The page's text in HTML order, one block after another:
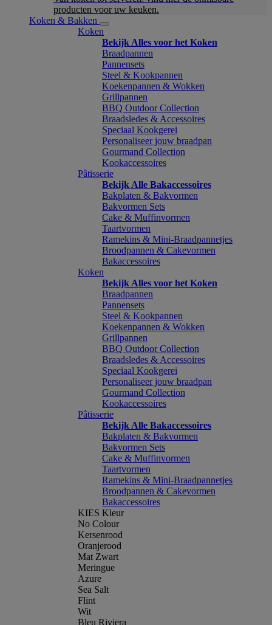
producten voor uw keuken.
Koken & Bakken
Koken
Bekijk Alles voor het Koken
Braadpannen
Pannensets
Steel & Kookpannen
Koekenpannen & Wokken
Grillpannen
BBQ Outdoor Collection
Braadsledes & Accessoires
Speciaal Kookgerei
Personaliseer jouw braadpan
Gourmand Collection
Kookaccessoires
Pâtisserie
Bekijk Alle Bakaccessoires
Bakplaten & Bakvormen
Bakvormen Sets
Cake & Muffinvormen
Taartvormen
Ramekins & Mini-Braadpannetjes
Broodpannen & Cakevormen
Bakaccessoires
Koken
Bekijk Alles voor het Koken
Braadpannen
Pannensets
Steel & Kookpannen
Koekenpannen & Wokken
Grillpannen
BBQ Outdoor Collection
Braadsledes & Accessoires
Speciaal Kookgerei
Personaliseer jouw braadpan
Gourmand Collection
Kookaccessoires
Pâtisserie
Bekijk Alle Bakaccessoires
Bakplaten & Bakvormen
Bakvormen Sets
Cake & Muffinvormen
Taartvormen
Ramekins & Mini-Braadpannetjes
Broodpannen & Cakevormen
Bakaccessoires
KIES Kleur
No Colour
Kersenrood
Oranjerood
Mat Zwart
Meringue
Azure
Sea Salt
Flint
Wit
Bleu Riviera